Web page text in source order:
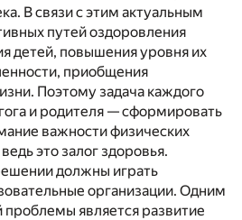
В связи с этим актуальным
путей оздоровления
детей, повышения уровня их
приобщения
Поэтому задача каждого
и родителя — сформировать
важности физических
это залог здоровья.
должны играть
организации. Одним
проблемы является развитие